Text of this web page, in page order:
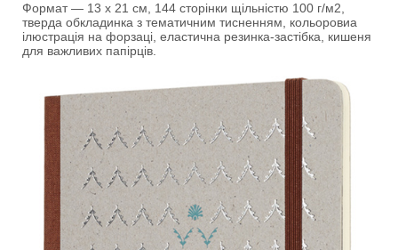
Формат — 13 х 21 см, 144 сторінки щільністю 100 г/м2,
тверда обкладинка з тематичним тисненням, кольоровиа
ілюстрація на форзаці, еластична резинка-застібка, кишеня
для важливих папірців.